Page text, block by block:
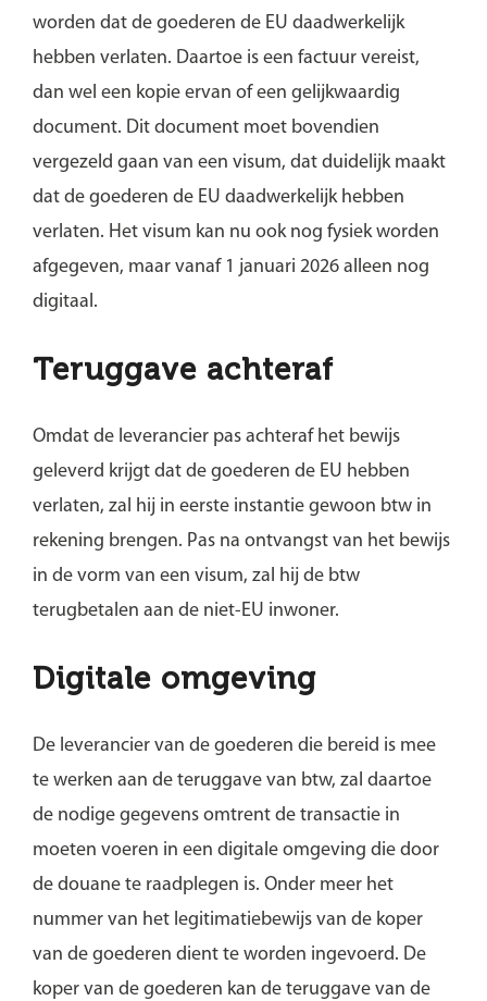
worden dat de goederen de EU daadwerkelijk
hebben verlaten. Daartoe is een factuur vereist,
dan wel een kopie ervan of een gelijkwaardig
document. Dit document moet bovendien
vergezeld gaan van een visum, dat duidelijk maakt
dat de goederen de EU daadwerkelijk hebben
verlaten. Het visum kan nu ook nog fysiek worden
afgegeven, maar vanaf 1 januari 2026 alleen nog
digitaal.
Teruggave achteraf
Omdat de leverancier pas achteraf het bewijs
geleverd krijgt dat de goederen de EU hebben
verlaten, zal hij in eerste instantie gewoon btw in
rekening brengen. Pas na ontvangst van het bewijs
in de vorm van een visum, zal hij de btw
terugbetalen aan de niet-EU inwoner.
Digitale omgeving
De leverancier van de goederen die bereid is mee
te werken aan de teruggave van btw, zal daartoe
de nodige gegevens omtrent de transactie in
moeten voeren in een digitale omgeving die door
de douane te raadplegen is. Onder meer het
nummer van het legitimatiebewijs van de koper
van de goederen dient te worden ingevoerd. De
koper van de goederen kan de teruggave van de